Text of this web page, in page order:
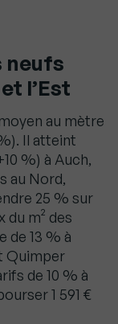
neufs
l’Est
au mètre
Il atteint
%) à Auch,
au Nord,
25 % sur
du m² des
de 13 % à
Quimper
de 10 % à
1 591 €